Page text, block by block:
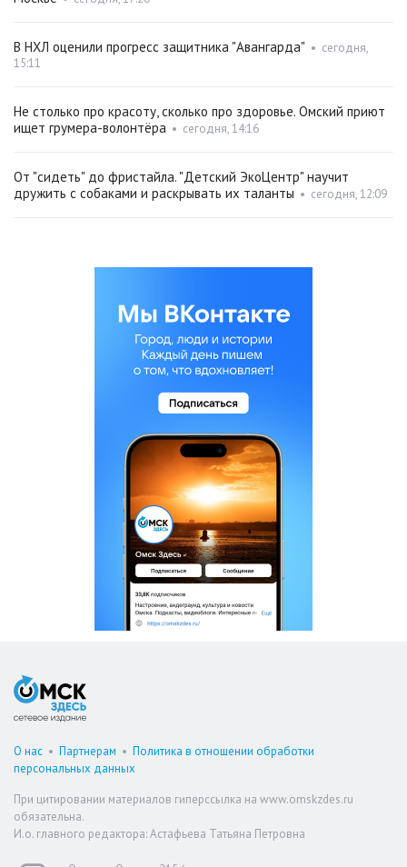
В НХЛ оценили прогресс защитника "Авангарда" • сегодня,
15:11
Не столько про красоту, сколько про здоровье. Омский приют
ищет грумера-волонтёра • сегодня, 14:16
От "сидеть" до фристайла. "Детский ЭкоЦентр" научит
дружить с собаками и раскрывать их таланты • сегодня, 12:09
О нас • Партнерам • Политика в отношении обработки
персональных данных
При цитировании материалов гиперссылка на www.omskzdes.ru
обязательна.
И.о. главного редактора: Астафьева Татьяна Петровна